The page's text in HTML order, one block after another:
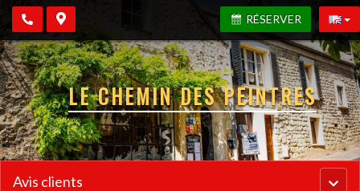
RÉSERVER
LE CHEMIN DES PEINTRES
Menu
Avis clients